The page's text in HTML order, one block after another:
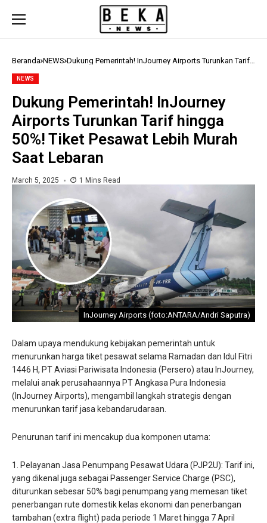
Beranda NEWS Dukung Pemerintah! InJourney Airports Turunkan Tarif
NEWS
Dukung Pemerintah! InJourney
Airports Turunkan Tarif hingga
50%! Tiket Pesawat Lebih Murah
Saat Lebaran
March 5, 2025 1 Mins Read
InJourney Airports (foto:ANTARA/Andri Saputra)
Dalam upaya mendukung kebijakan pemerintah untuk
menurunkan harga tiket pesawat selama Ramadan dan Idul Fitri
1446 H, PT Aviasi Pariwisata Indonesia (Persero) atau InJourney,
melalui anak perusahaannya PT Angkasa Pura Indonesia
(InJourney Airports), mengambil langkah strategis dengan
menurunkan tarif jasa kebandarudaraan.
Penurunan tarif ini mencakup dua komponen utama:
Pelayanan Jasa Penumpang Pesawat Udara (PJP2U): Tarif ini,
yang dikenal juga sebagai Passenger Service Charge (PSC),
diturunkan sebesar 50% bagi penumpang yang memesan tiket
penerbangan rute domestik kelas ekonomi dan penerbangan
tambahan (extra flight) pada periode 1 Maret hingga 7 April